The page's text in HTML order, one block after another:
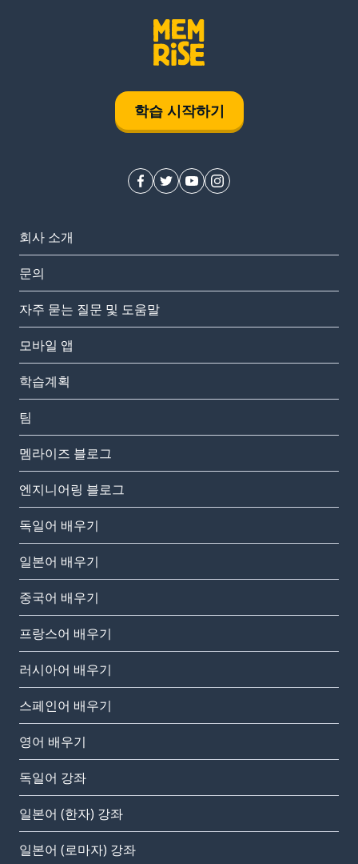
학습 시작하기
회사 소개
문의
자주 묻는 질문 및 도움말
모바일 앱
학습계획
팀
멤라이즈 블로그
엔지니어링 블로그
독일어 배우기
일본어 배우기
중국어 배우기
프랑스어 배우기
러시아어 배우기
스페인어 배우기
영어 배우기
독일어 강좌
일본어 (한자) 강좌
일본어 (로마자) 강좌